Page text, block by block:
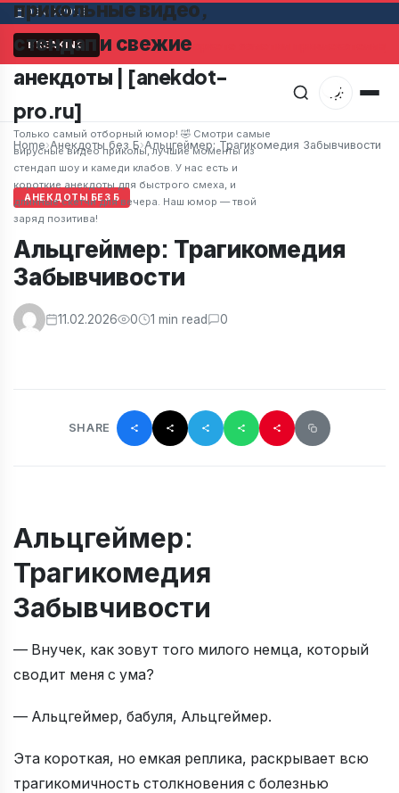
06.08.2026
BREAKINGМужчина в супермаркете заметил
прикольные видео,
стендап и свежие
анекдоты | [anekdot-
pro.ru]
Только самый отборный юмор! 🤣 Смотри самые
вирусные видео приколы, лучшие моменты из
стендап шоу и камеди клабов. У нас есть и
короткие анекдоты для быстрого смеха, и
длинные скетчи для вечера. Наш юмор — твой
заряд позитива!
Home›Анекдоты без Б›Альцгеймер: Трагикомедия Забывчивости
АНЕКДОТЫ БЕЗ Б
Альцгеймер: Трагикомедия
Забывчивости
11.02.2026 0 1 min read 0
SHARE
Альцгеймер:
Трагикомедия
Забывчивости
— Внучек, как зовут того милого немца, который
сводит меня с ума?
— Альцгеймер, бабуля, Альцгеймер.
Эта короткая, но емкая реплика, раскрывает всю
трагикомичность столкновения с болезнью